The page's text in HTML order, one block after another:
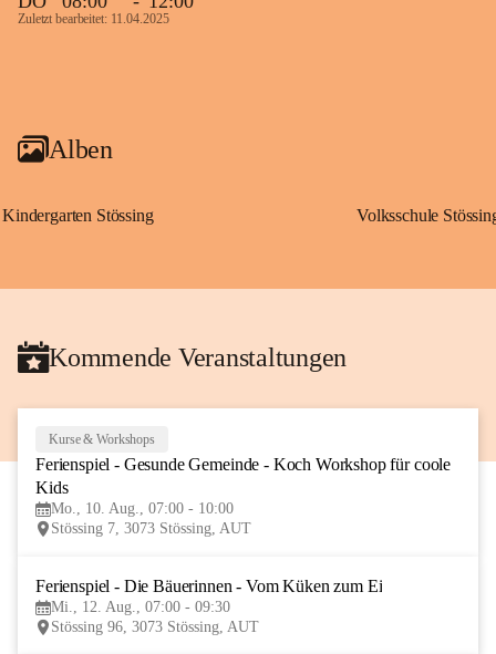
Zuletzt bearbeitet: 11.04.2025
Alben
Kindergarten Stössing Volksschule
Kommende Veranstaltungen
AUG
Kurse & Workshops
Ferienspiel - Gesunde Gemeinde - Koch Workshop für coole
Kids
Mo., 10. Aug., 07:00 - 10:00
Stössing 7, 3073 Stössing, AUT
Ferienspiel - Die Bäuerinnen - Vom Küken zum Ei
Mi., 12. Aug., 07:00 - 09:30
Stössing 96, 3073 Stössing, AUT